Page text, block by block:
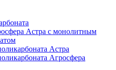
Астра с монолитным
Астра
Агросфера